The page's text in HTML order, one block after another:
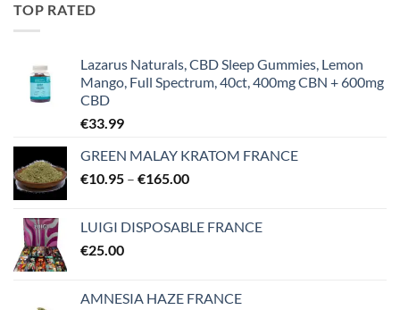
TOP RATED
Lazarus Naturals, CBD Sleep Gummies, Lemon
Mango, Full Spectrum, 40ct, 400mg CBN + 600mg
CBD
€33.99
GREEN MALAY KRATOM FRANCE
€10.95 – €165.00Price
through
LUIGI DISPOSABLE FRANCE
€25.00
AMNESIA HAZE FRANCE